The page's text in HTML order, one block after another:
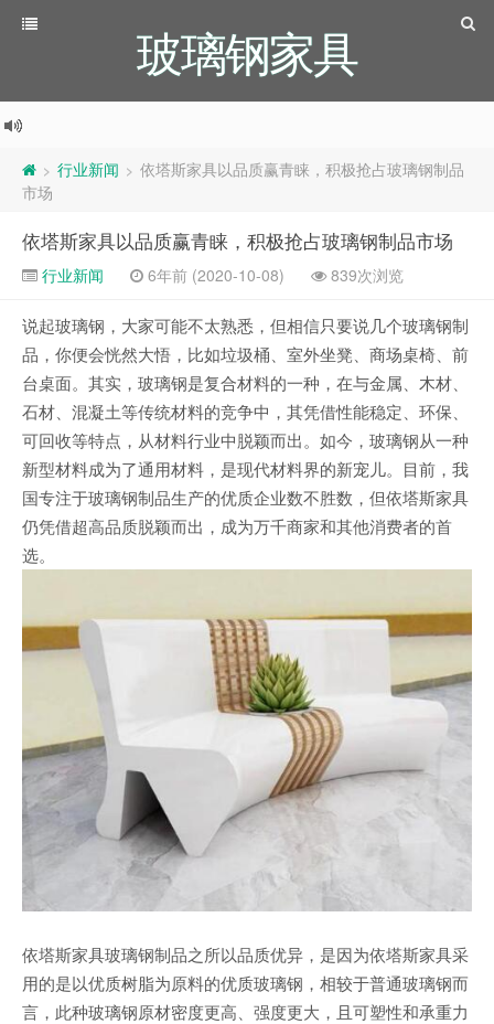
玻璃钢家具
> 行业新闻 > 依塔斯家具以品质赢青睐，积极抢占玻璃钢制品
市场
依塔斯家具以品质赢青睐，积极抢占玻璃钢制品市场
行业新闻 6年前 (2020-10-08) 839次浏览
说起玻璃钢，大家可能不太熟悉，但相信只要说几个玻璃钢制
品，你便会恍然大悟，比如垃圾桶、室外坐凳、商场桌椅、前
台桌面。其实，玻璃钢是复合材料的一种，在与金属、木材、
石材、混凝土等传统材料的竞争中，其凭借性能稳定、环保、
可回收等特点，从材料行业中脱颖而出。如今，玻璃钢从一种
新型材料成为了通用材料，是现代材料界的新宠儿。目前，我
国专注于玻璃钢制品生产的优质企业数不胜数，但依塔斯家具
仍凭借超高品质脱颖而出，成为万千商家和其他消费者的首
选。
依塔斯家具玻璃钢制品之所以品质优异，是因为依塔斯家具采
用的是以优质树脂为原料的优质玻璃钢，相较于普通玻璃钢而
言，此种玻璃钢原材密度更高、强度更大，且可塑性和承重力